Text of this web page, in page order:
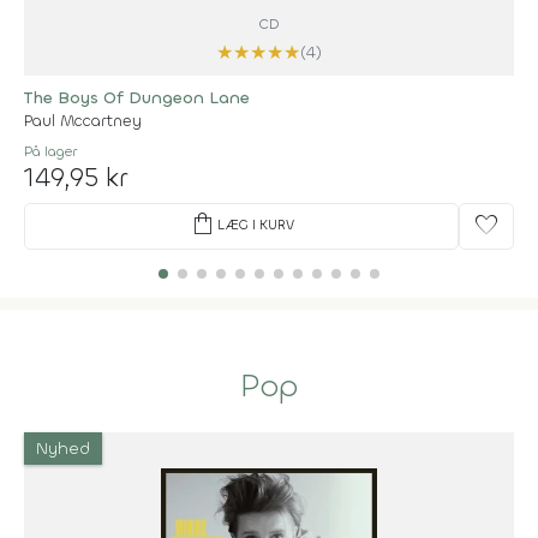
CD
★★★★★(4)
The Boys Of Dungeon Lane
Paul Mccartney
På lager
149,95 kr
shopping_bag LÆG I KURV favorite
Pop
Nyhed